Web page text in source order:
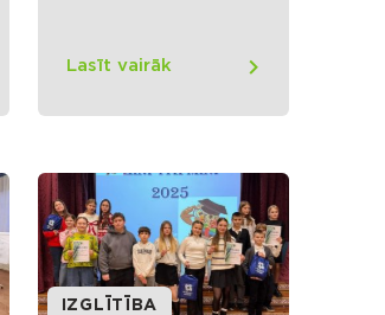
Lasīt vairāk
IZGLĪTĪBA